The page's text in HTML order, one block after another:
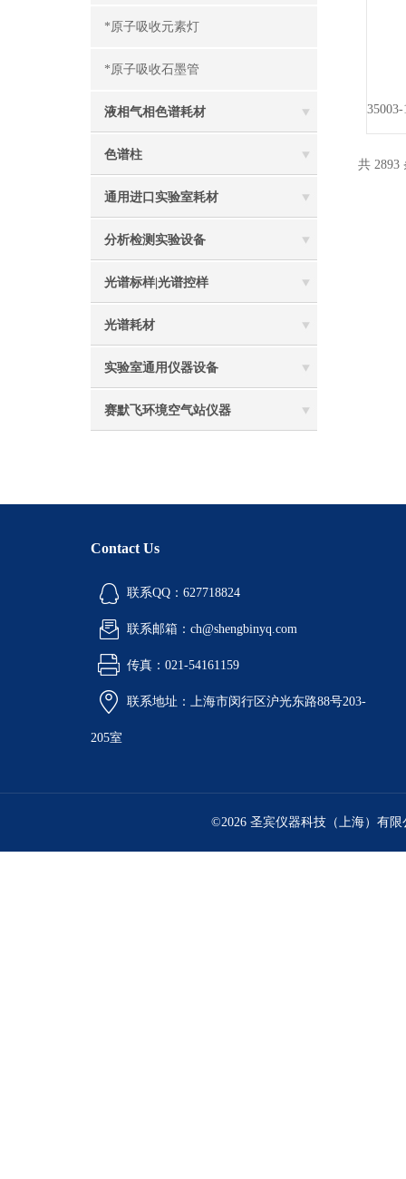
*原子吸收元素灯
*原子吸收石墨管
液相气相色谱耗材
色谱柱
通用进口实验室耗材
分析检测实验设备
光谱标样|光谱控样
光谱耗材
实验室通用仪器设备
赛默飞环境空气站仪器
共 2893
Contact Us
联系QQ：627718824
联系邮箱：ch@shengbinyq.com
传真：021-54161159
联系地址：上海市闵行区沪光东路88号203-
205室
©2026 圣宾仪器科技（上海）有